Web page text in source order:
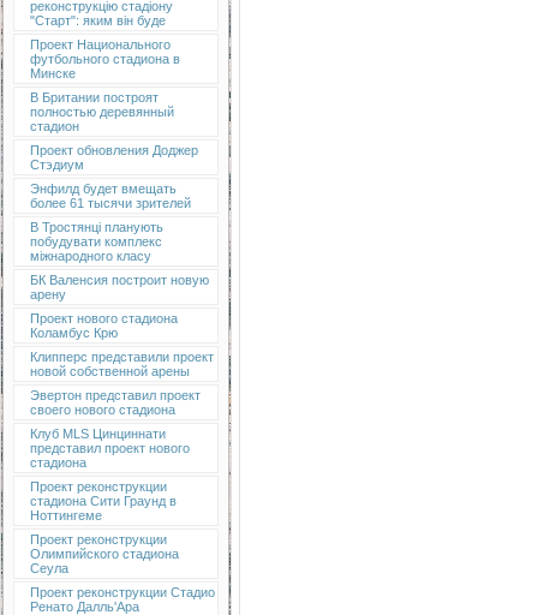
реконструкцію стадіону
"Старт": яким він буде
Проект Национального
футбольного стадиона в
Минске
В Британии построят
полностью деревянный
стадион
Проект обновления Доджер
Стэдиум
Энфилд будет вмещать
более 61 тысячи зрителей
В Тростянці планують
побудувати комплекс
міжнародного класу
БК Валенсия построит новую
арену
Проект нового стадиона
Коламбус Крю
Клипперс представили проект
новой собственной арены
Эвертон представил проект
своего нового стадиона
Клуб MLS Цинциннати
представил проект нового
стадиона
Проект реконструкции
стадиона Сити Граунд в
Ноттингеме
Проект реконструкции
Олимпийского стадиона
Сеула
Проект реконструкции Стадио
Ренато Далль'Ара